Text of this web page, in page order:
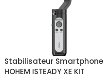
Stabilisateur Smartphone
HOHEM ISTEADY XE KIT